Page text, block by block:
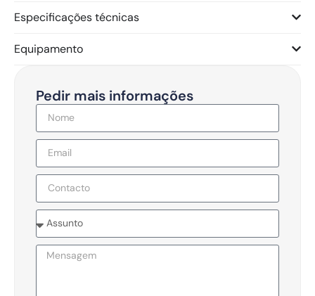
Especificações técnicas
Equipamento
Pedir mais informações